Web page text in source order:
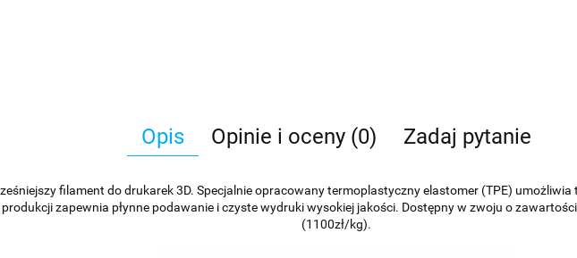
Opis Opinie i oceny (0) Zadaj pytanie
filament do drukarek 3D. Specjalnie opracowany termoplastyczny elastomer (TPE)
zapewnia płynne podawanie i czyste wydruki wysokiej jakości. Dostępny w zwoju o
(1100zł/kg).